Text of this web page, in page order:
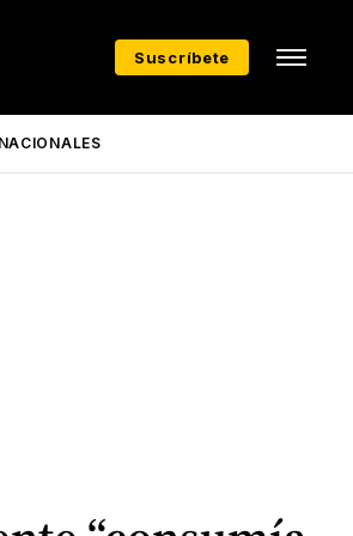
Suscríbete
NACIONALES